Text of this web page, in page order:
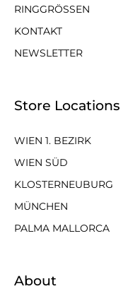
RINGGRÖSSEN
KONTAKT
NEWSLETTER
Store Locations
WIEN 1. BEZIRK
WIEN SÜD
KLOSTERNEUBURG
MÜNCHEN
PALMA MALLORCA
About